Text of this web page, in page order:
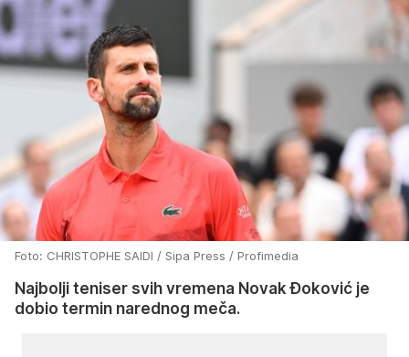
Foto: CHRISTOPHE SAIDI / Sipa Press / Profimedia
Najbolji teniser svih vremena Novak Đoković je
dobio termin narednog meča.